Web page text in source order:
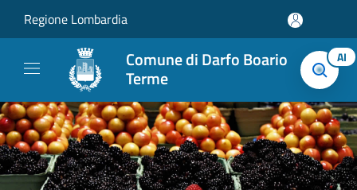
Regione Lombardia
Comune di Darfo Boario
Terme
AI